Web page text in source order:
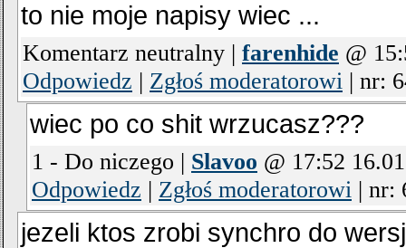
to nie moje napisy wiec ...
Komentarz neutralny | farenhide @
Odpowiedz | Zgłoś moderatorowi | nr:
wiec po co shit wrzucasz???
1 - Do niczego | Slavoo @ 17:52
Odpowiedz | Zgłoś moderatorowi | nr:
jezeli ktos zrobi synchro do